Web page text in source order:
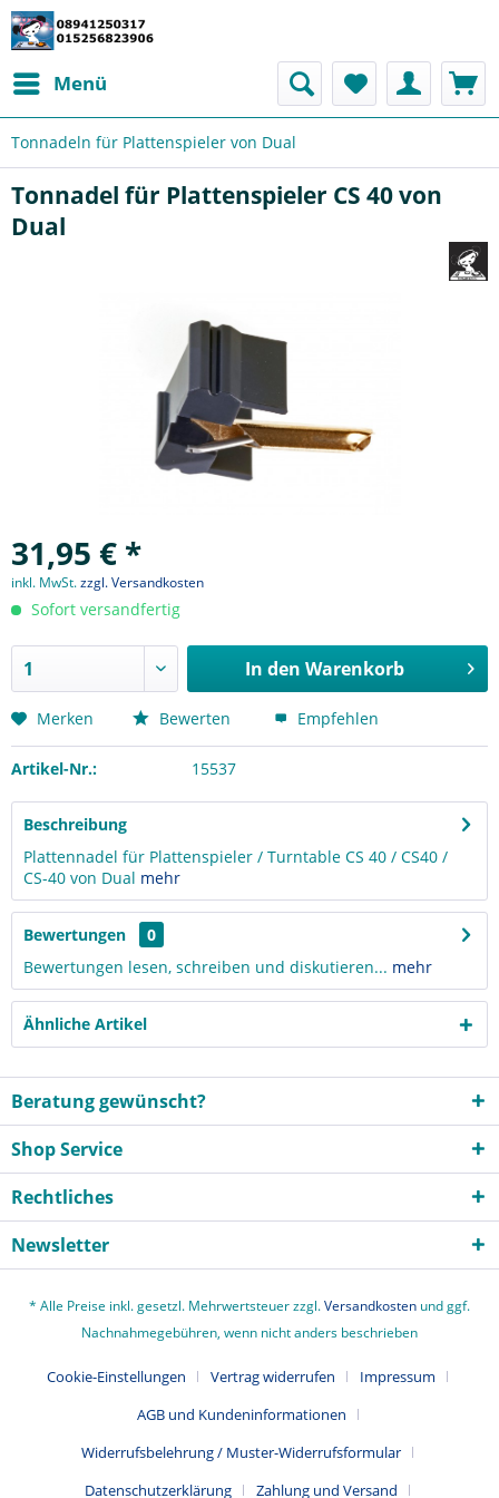
Menü
Tonnadeln für Plattenspieler von Dual
Tonnadel für Plattenspieler CS 40 von
Dual
31,95 € *
inkl. MwSt.zzgl. Versandkosten
Sofort versandfertig
In den Warenkorb
Merken Bewerten Empfehlen
Artikel-Nr.: 15537
Beschreibung
Plattennadel für Plattenspieler / Turntable CS 40 / CS40 /
CS-40 von Dual mehr
Bewertungen
0
Bewertungen lesen, schreiben und diskutieren... mehr
Ähnliche Artikel
Beratung gewünscht?
Shop Service
Rechtliches
Newsletter
* Alle Preise inkl. gesetzl. Mehrwertsteuer zzgl.Versandkosten und ggf.
Nachnahmegebühren, wenn nicht anders beschrieben
Cookie-Einstellungen Vertrag widerrufen
Impressum
AGB und Kundeninformationen
Widerrufsbelehrung / Muster-Widerrufsformular
Datenschutzerklärung
Zahlung und Versand